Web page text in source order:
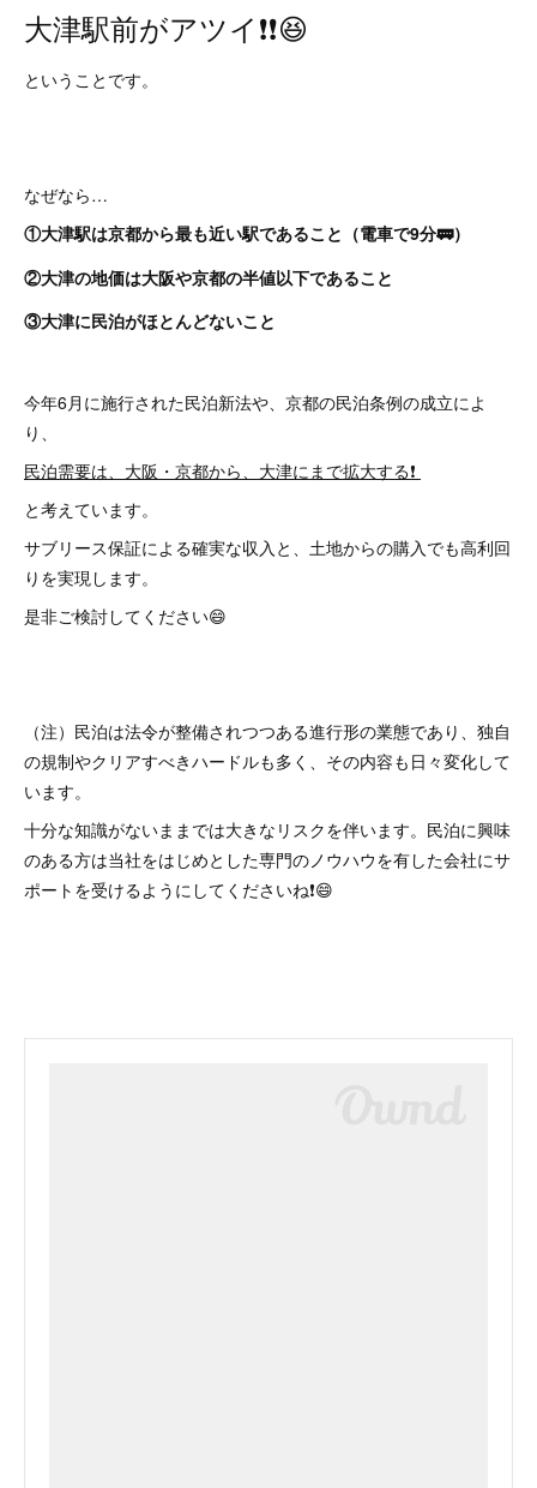
大津駅前がアツイ❗❗😆
ということです。
なぜなら…
①大津駅は京都から最も近い駅であること（電車で9分🚃）
②大津の地価は大阪や京都の半値以下であること
③大津に民泊がほとんどないこと
今年6月に施行された民泊新法や、京都の民泊条例の成立によ
り、
民泊需要は、大阪・京都から、大津にまで拡大する❗
と考えています。
サブリース保証による確実な収入と、土地からの購入でも高利回
りを実現します。
是非ご検討してください😄
（注）民泊は法令が整備されつつある進行形の業態であり、独自
の規制やクリアすべきハードルも多く、その内容も日々変化して
います。
十分な知識がないままでは大きなリスクを伴います。民泊に興味
のある方は当社をはじめとした専門のノウハウを有した会社にサ
ポートを受けるようにしてくださいね❗😄